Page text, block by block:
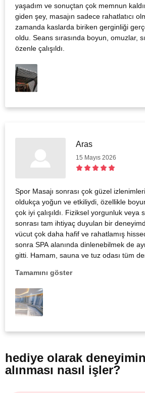
yaşadım ve sonuçtan çok memnun
giden şey, masajın sadece rahatlatıcı
zamanda kaslarda biriken gerginliği
oldu. Seans sırasında boyun, omuzlar,
özenle çalışıldı.
Aras
15 Mayıs 2026
Spor Masajı sonrası çok güzel
oldukça yoğun ve etkiliydi, özellikle
çok iyi çalışıldı. Fiziksel yorgunluk veya
sonrası tam ihtiyaç duyulan bir
vücut çok daha hafif ve rahatlamış
sonra SPA alanında dinlenebilmek de
gitti. Hamam, sauna ve tuz odası tüm
sağladı ✨
Tamamını göster
hediye olarak
alınması nasıl işler?